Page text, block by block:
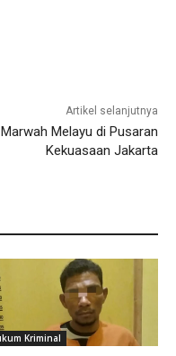
Artikel selanjutnya
Marwah Melayu di Pusaran
Kekuasaan Jakarta
Kriminal